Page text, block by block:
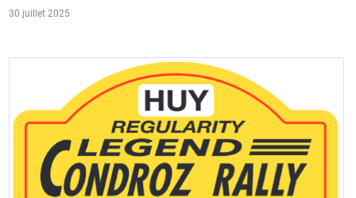
30 juillet 2025